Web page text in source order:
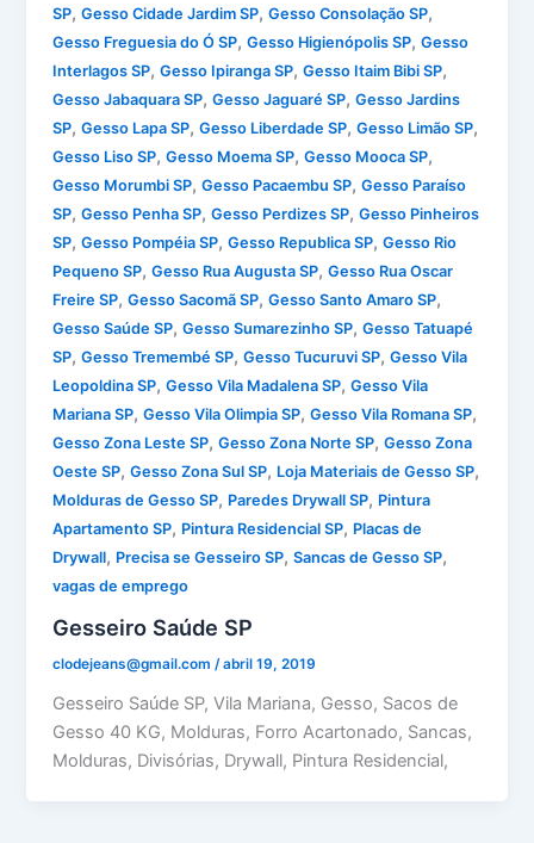
SP,Gesso Cidade Jardim SP,Gesso Consolação SP,
Gesso Freguesia do Ó SP,Gesso Higienópolis SP,Gesso
Interlagos SP,Gesso Ipiranga SP,Gesso Itaim Bibi SP,
Gesso Jabaquara SP,Gesso Jaguaré SP,Gesso Jardins
SP,Gesso Lapa SP,Gesso Liberdade SP,Gesso Limão SP,
Gesso Liso SP,Gesso Moema SP,Gesso Mooca SP,
Gesso Morumbi SP,Gesso Pacaembu SP,Gesso Paraíso
SP,Gesso Penha SP,Gesso Perdizes SP,Gesso Pinheiros
SP,Gesso Pompéia SP,Gesso Republica SP,Gesso Rio
Pequeno SP,Gesso Rua Augusta SP,Gesso Rua Oscar
Freire SP,Gesso Sacomã SP,Gesso Santo Amaro SP,
Gesso Saúde SP,Gesso Sumarezinho SP,Gesso Tatuapé
SP,Gesso Tremembé SP,Gesso Tucuruvi SP,Gesso Vila
Leopoldina SP,Gesso Vila Madalena SP,Gesso Vila
Mariana SP,Gesso Vila Olimpia SP,Gesso Vila Romana SP,
Gesso Zona Leste SP,Gesso Zona Norte SP,Gesso Zona
Oeste SP,Gesso Zona Sul SP, Loja Materiais de Gesso SP,
Molduras de Gesso SP, Paredes Drywall SP, Pintura
Apartamento SP, Pintura Residencial SP, Placas de
Drywall, Precisa se Gesseiro SP,Sancas de Gesso SP,
vagas de emprego
Gesseiro Saúde SP
clodejeans@gmail.com/abril 19, 2019
Gesseiro Saúde SP, Vila Mariana, Gesso, Sacos de
Gesso 40 KG, Molduras, Forro Acartonado, Sancas,
Molduras, Divisórias, Drywall, Pintura Residencial,